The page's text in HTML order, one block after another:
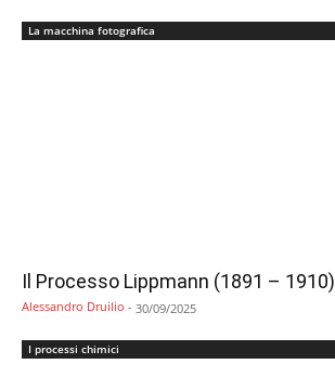
La macchina fotografica
Il Processo Lippmann (1891 – 1910)
Alessandro Druilio - 30/09/2025
I processi chimici